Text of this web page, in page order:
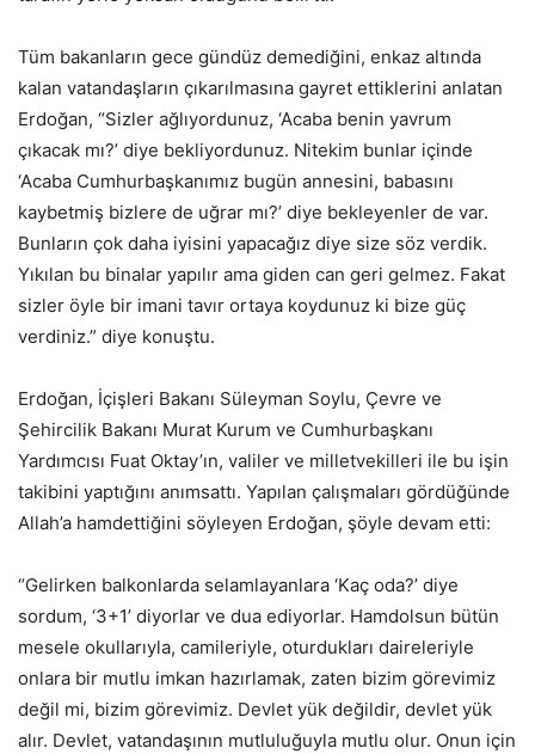
Tüm bakanların gece gündüz demediğini, enkaz altında
kalan vatandaşların çıkarılmasına gayret ettiklerini anlatan
Erdoğan, “Sizler ağlıyordunuz, ‘Acaba benin yavrum
çıkacak mı?’ diye bekliyordunuz. Nitekim bunlar içinde
‘Acaba Cumhurbaşkanımız bugün annesini, babasını
kaybetmiş bizlere de uğrar mı?’ diye bekleyenler de var.
Bunların çok daha iyisini yapacağız diye size söz verdik.
Yıkılan bu binalar yapılır ama giden can geri gelmez. Fakat
sizler öyle bir imani tavır ortaya koydunuz ki bize güç
verdiniz.” diye konuştu.
Erdoğan, İçişleri Bakanı Süleyman Soylu, Çevre ve
Şehircilik Bakanı Murat Kurum ve Cumhurbaşkanı
Yardımcısı Fuat Oktay’ın, valiler ve milletvekilleri ile bu işin
takibini yaptığını anımsattı. Yapılan çalışmaları gördüğünde
Allah’a hamdettiğini söyleyen Erdoğan, şöyle devam etti:
“Gelirken balkonlarda selamlayanlara ‘Kaç oda?’ diye
sordum, ‘3+1’ diyorlar ve dua ediyorlar. Hamdolsun bütün
mesele okullarıyla, camileriyle, oturdukları daireleriyle
onlara bir mutlu imkan hazırlamak, zaten bizim görevimiz
değil mi, bizim görevimiz. Devlet yük değildir, devlet yük
alır. Devlet, vatandaşının mutluluğuyla mutlu olur. Onun için